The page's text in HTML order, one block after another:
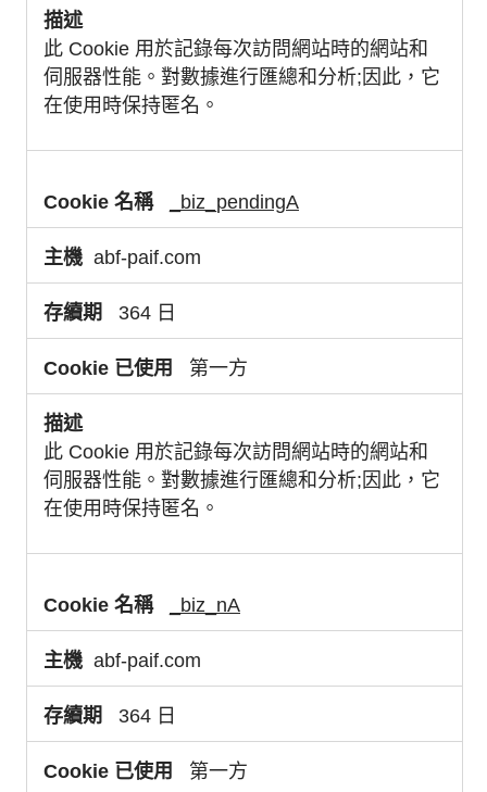
此 Cookie 用於記錄每次訪問網站時的網站和
伺服器性能。對數據進行匯總和分析;因此，它
在使用時保持匿名。
_biz_pendingA
abf-paif.com
364 日
第一方
此 Cookie 用於記錄每次訪問網站時的網站和
伺服器性能。對數據進行匯總和分析;因此，它
在使用時保持匿名。
_biz_nA
abf-paif.com
364 日
第一方